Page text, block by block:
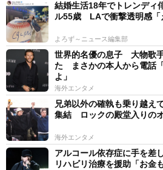
結婚生活18年でトレンデ
ル55歳 LAで衝撃透明感「
よろず～ニュース編集部
世界的名優の息子 大物歌
た まさかの本人から電話
よ」
海外エンタメ
兄弟以外の確執も乗り越え
集結 ロックの殿堂入りの
海外エンタメ
アルコール依存症に手を差
リハビリ治療を援助「お金